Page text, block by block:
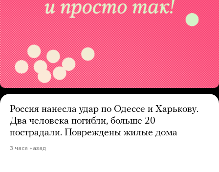
Россия нанесла удар по Одессе и Харькову.
Два человека погибли, больше 20
пострадали. Повреждены жилые дома
3 часа назад